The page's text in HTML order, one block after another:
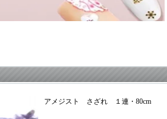
アメジスト さざれ １連・80cm